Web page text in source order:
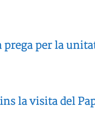
prega per la
la visita del